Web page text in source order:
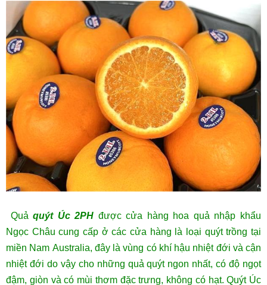
Quảquýt Úc 2PH được cửa hàng hoa quả nhập khẩu
Ngọc Châu cung cấp ở các cửa hàng là loại quýt trồng tại
miền Nam Australia, đây là vùng có khí hậu nhiệt đới và cận
nhiệt đới do vậy cho những quả quýt ngon nhất, có độ ngọt
đậm, giòn và có mùi thơm đặc trưng, không có hạt. Quýt Úc